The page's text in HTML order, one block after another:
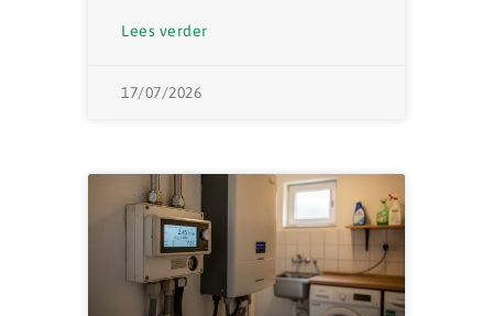
Lees verder
17/07/2026